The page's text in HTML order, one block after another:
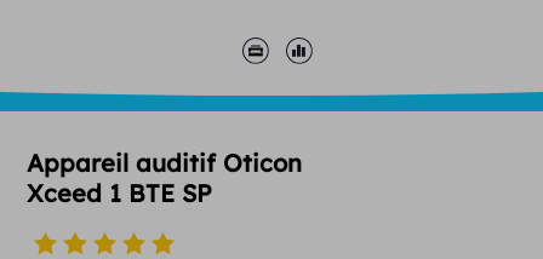
Appareil auditif Oticon
Xceed 1 BTE SP